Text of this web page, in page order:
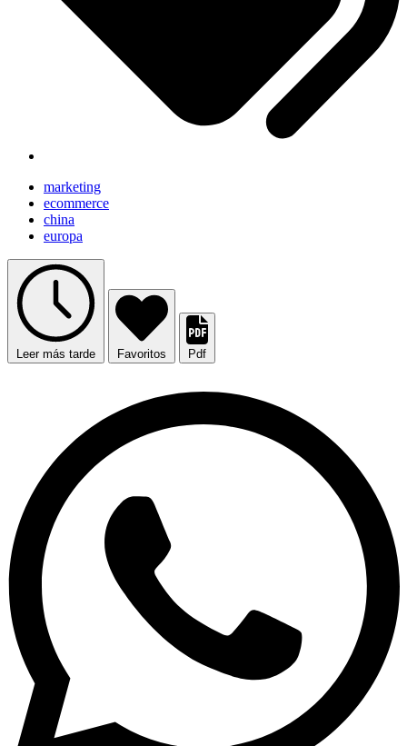
marketing
ecommerce
china
europa
Leer más tarde Favoritos Pdf